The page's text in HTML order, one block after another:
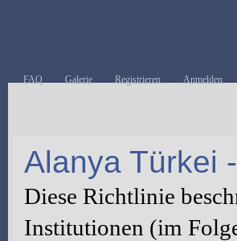
FAQ Galerie Registrieren Anmelden
Alanya Türkei
Diese Richtlinie
Institutionen (im